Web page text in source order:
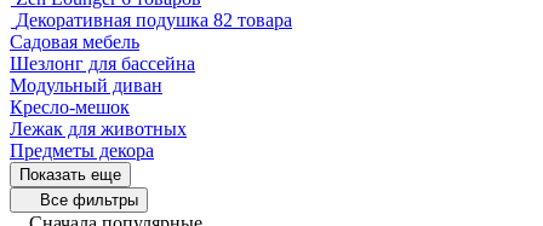
Декоративная подушка 82 товара
Садовая мебель
Шезлонг для бассейна
Модульный диван
Кресло-мешок
Лежак для животных
Предметы декора
Показать еще
Все фильтры